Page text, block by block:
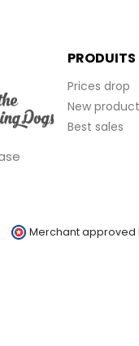
PRODUITS
Prices drop
New
Best sales
Merchant approved